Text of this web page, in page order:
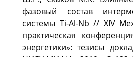
фазовый состав
системы Ti-Al-Nb // XIV
практическая
энергетики»: тезисы